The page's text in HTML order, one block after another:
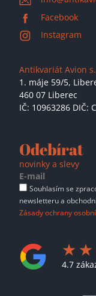
Facebook
Instagram
Antikvariát Avion
1. máje 59/5,
460 07 Liberec
IČ: 10963286 DIČ:
Odebírat
novinky a slevy
Souhlasím se
newsletteru a
Zásady ochrany
4.7